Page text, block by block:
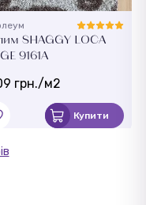
SHAGGY LOCA
9161A
грн./м2
Купити